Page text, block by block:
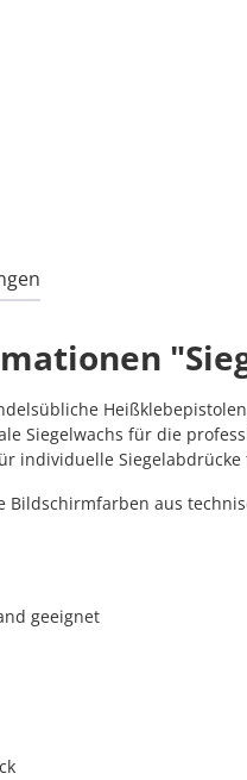
Siegelwachs für die
individuelle Siegelabdrücke
Bildschirmfarben aus
geeignet